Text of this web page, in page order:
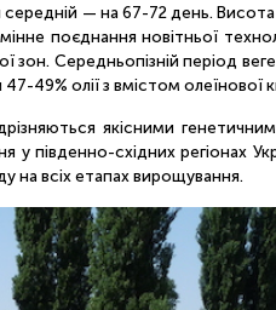
середній — на 67-72 день.
поєднання новітньої
Середньопізній період
олії з вмістом олеїнової
якісними
у південно-східних
на всіх етапах вирощування.